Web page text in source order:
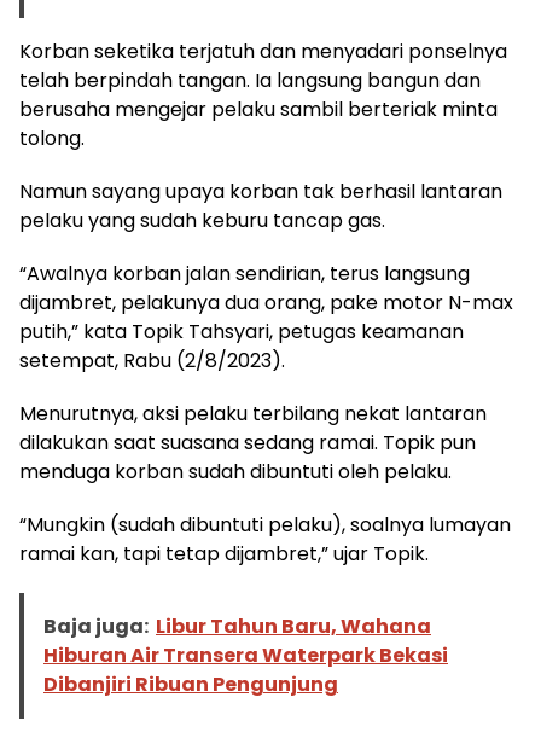
Korban seketika terjatuh dan menyadari ponselnya
telah berpindah tangan. Ia langsung bangun dan
berusaha mengejar pelaku sambil berteriak minta
tolong.
Namun sayang upaya korban tak berhasil lantaran
pelaku yang sudah keburu tancap gas.
“Awalnya korban jalan sendirian, terus langsung
dijambret, pelakunya dua orang, pake motor N-max
putih,” kata Topik Tahsyari, petugas keamanan
setempat, Rabu (2/8/2023).
Menurutnya, aksi pelaku terbilang nekat lantaran
dilakukan saat suasana sedang ramai. Topik pun
menduga korban sudah dibuntuti oleh pelaku.
“Mungkin (sudah dibuntuti pelaku), soalnya lumayan
ramai kan, tapi tetap dijambret,” ujar Topik.
Baja juga: Libur Tahun Baru, Wahana
Hiburan Air Transera Waterpark Bekasi
Dibanjiri Ribuan Pengunjung